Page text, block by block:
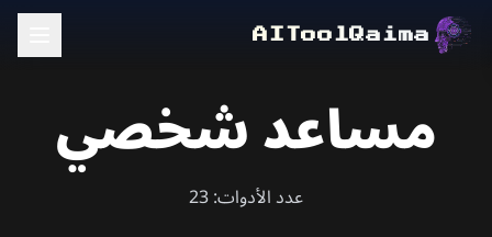
AIToolQaima
مساعد شخصي
عدد الأدوات: 23